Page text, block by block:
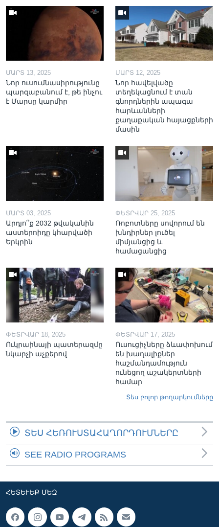
ՄԱՐՏ 13, 2025
Նոր ուսումնասիրությունը
պարզաբանում է, թե ինչու
է Մարսը կարմիր
ՄԱՐՏ 12, 2025
Նոր հավելվածը
տեղեկացնում է տան
գնորդներին ապագա
հարևանների
քաղաքական հայացքների
մասին
ՄԱՐՏ 03, 2025
Արդյո՞ք 2032 թվականին
աստերոիդը կհարվածի
Երկրին
ՓԵՏՐՎԱՐ 25, 2025
Ռոբոտները սովորում են
խնդիրներ լուծել
միմյանցից և
համացանցից
ՓԵՏՐՎԱՐ 18, 2025
Ուկրաինայի պատերազմը
նկարչի աչքերով
ՓԵՏՐՎԱՐ 17, 2025
Ուսուցիչները ձևափոխում
են խաղալիքներ
հաշմանդամություն
ունեցող աշակերտների
համար
Տես բոլոր թողարկումները
ՏԵՍ ՀԵՌՈՒՍՏԱՀԱՂՈՐԴՈՒՄՆԵՐԸ
SEE RADIO PROGRAMS
ՀԵՏԵՒԵՔ ՄԵԶ